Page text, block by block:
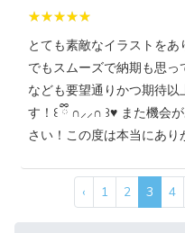
とても素敵なイラストをあ
でもスムーズで納期も思
なども要望通りかつ期待
す！꒰ ྀི ∩⸝⸝∩ ꒱♥︎ また機会
さい！この度は本当にあり
‹ 1 2 3 4